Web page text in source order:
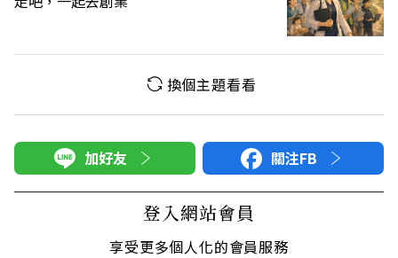
換個主題看看
加好友 關注FB
登入網站會員
享受更多個人化的會員服務